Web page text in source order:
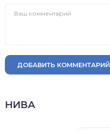
ДОБАВИТЬ КОММЕНТАРИЙ
НИВА